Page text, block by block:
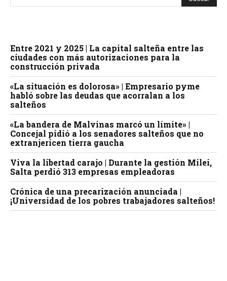
Entre 2021 y 2025 | La capital salteña entre las
ciudades con más autorizaciones para la
construcción privada
«La situación es dolorosa» | Empresario pyme
habló sobre las deudas que acorralan a los
salteños
«La bandera de Malvinas marcó un límite» |
Concejal pidió a los senadores salteños que no
extranjericen tierra gaucha
Viva la libertad carajo | Durante la gestión Milei,
Salta perdió 313 empresas empleadoras
Crónica de una precarización anunciada |
¡Universidad de los pobres trabajadores salteños!